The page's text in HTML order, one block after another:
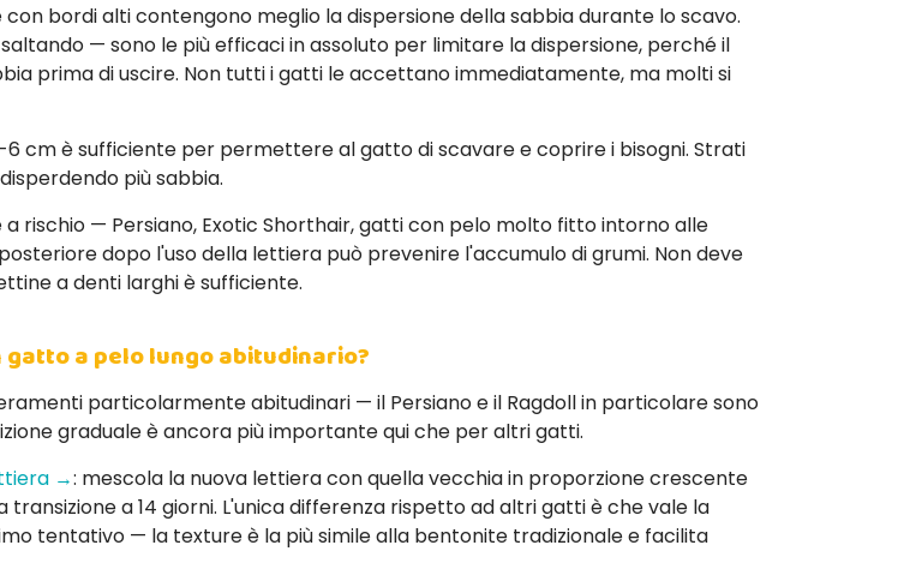
con bordi alti contengono meglio la dispersione della sabbia durante lo scavo.
— sono le più efficaci in assoluto per limitare la dispersione, perché il
prima di uscire. Non tutti i gatti le accettano immediatamente, ma molti si
6 cm è sufficiente per permettere al gatto di scavare e coprire i bisogni. Strati
più sabbia.
rischio — Persiano, Exotic Shorthair, gatti con pelo molto fitto intorno alle
dopo l'uso della lettiera può prevenire l'accumulo di grumi. Non deve
a denti larghi è sufficiente.
a pelo lungo abitudinario?
particolarmente abitudinari — il Persiano e il Ragdoll in particolare sono
graduale è ancora più importante qui che per altri gatti.
→: mescola la nuova lettiera con quella vecchia in proporzione crescente
a 14 giorni. L'unica differenza rispetto ad altri gatti è che vale la
tentativo — la texture è la più simile alla bentonite tradizionale e facilita